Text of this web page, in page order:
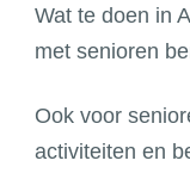
Wat te doen in
met senioren
Ook voor
activiteiten en